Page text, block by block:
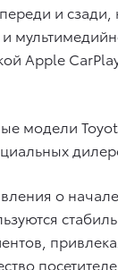
и сзади,
Apple
модели
о